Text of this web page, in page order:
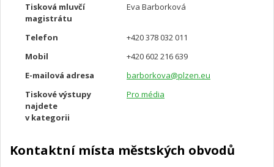
Tisková mluvčí
magistrátu
Eva Barborková
Telefon
+420 378 032 011
Mobil
+420 602 216 639
E-mailová adresa
barborkova@plzen.eu
Tiskové výstupy
najdete
v kategorii
Pro média
Kontaktní místa městských obvodů